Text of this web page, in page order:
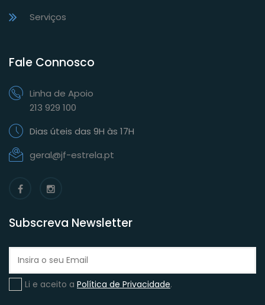
Serviços
Fale Connosco
Linha de Apoio
213 929 100
Dias úteis das 9H às 17H
geral@jf-estrela.pt
Subscreva Newsletter
Li e aceito a Política de Privacidade.